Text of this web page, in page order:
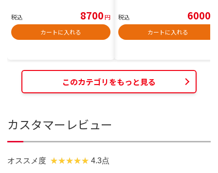
税込 8700円
カートに入れる
税込 6000
カートに入れる
このカテゴリをもっと見る
カスタマーレビュー
オススメ度 4.3点